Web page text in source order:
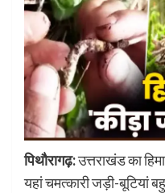
पिथौरागढ़:उत्तराखंड का
यहां चमत्कारी जड़ी-बूटियां